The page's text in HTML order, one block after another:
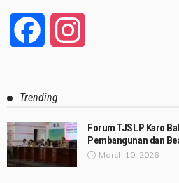
Facebook
Trending
Forum TJSLP Karo
Pembangunan dan
March 10, 2026